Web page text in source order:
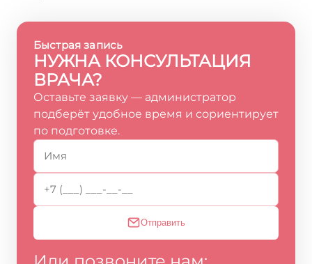
Быстрая запись
НУЖНА КОНСУЛЬТАЦИЯ
ВРАЧА?
Оставьте заявку — администратор
подберёт удобное время и сориентирует
по подготовке.
Отправить